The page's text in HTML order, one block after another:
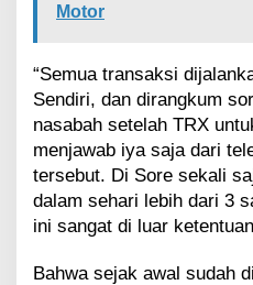
Motor
“Semua transaksi
Sendiri, dan dirangkum
nasabah setelah TRX
menjawab iya saja dari
tersebut. Di Sore sekali
dalam sehari lebih dari 3
ini sangat di luar
Bahwa sejak awal sudah